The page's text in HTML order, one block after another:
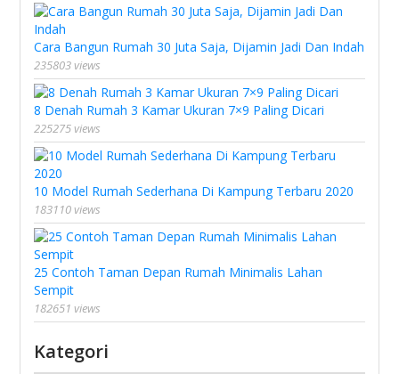
Cara Bangun Rumah 30 Juta Saja, Dijamin Jadi Dan Indah
235803 views
8 Denah Rumah 3 Kamar Ukuran 7×9 Paling Dicari
225275 views
10 Model Rumah Sederhana Di Kampung Terbaru 2020
183110 views
25 Contoh Taman Depan Rumah Minimalis Lahan
Sempit
182651 views
Kategori